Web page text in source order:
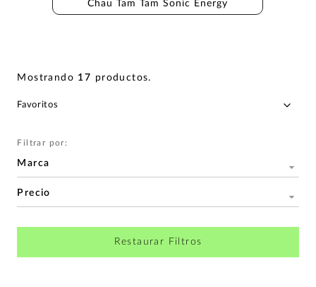
Chau Tam Tam Sonic Energy
Mostrando 17 productos.
Filtrar por:
Marca
Precio
Restaurar Filtros